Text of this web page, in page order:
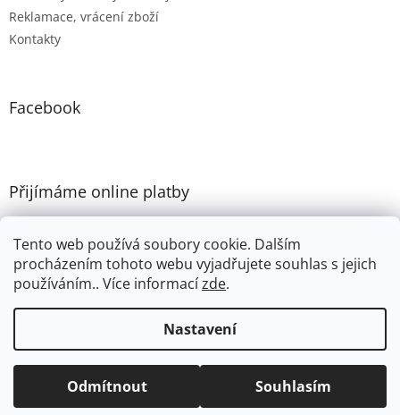
Tento web používá soubory cookie. Dalším
procházením tohoto webu vyjadřujete souhlas s jejich
používáním.. Více informacízde.
Nastavení
Odmítnout Souhlasím
Reklamace, vrácení zboží
Kontakty
Facebook
Přijímáme online platby
Copyright 2026ANDRIESHOP. Všechna práva vyhrazena.
Upravit nastavení cookies